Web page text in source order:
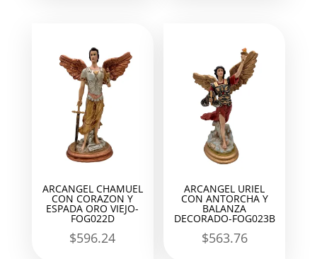
ARCANGEL CHAMUEL
CON CORAZON Y
ESPADA ORO VIEJO-
FOG022D
$596.24
ARCANGEL URIEL
CON ANTORCHA Y
BALANZA
DECORADO-FOG023B
$563.76